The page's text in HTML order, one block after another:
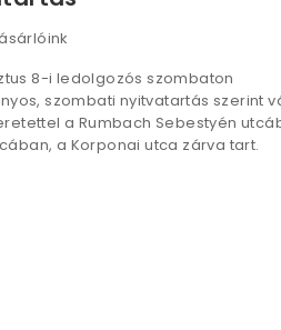
8-i ledolgozós szombaton
szombati nyitvatartás szerint
a Rumbach Sebestyén
a Korponai utca zárva tart.
8db-
Touch Opaque Marker
os készlet Fine(0,8-